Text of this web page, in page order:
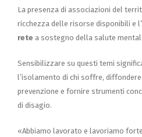
La presenza di associazioni del
ricchezza delle risorse disponibili e
rete a sostegno della salute
Sensibilizzare su questi temi
l’isolamento di chi soffre,
prevenzione e fornire strumenti
di disagio.
«Abbiamo lavorato e lavoriamo